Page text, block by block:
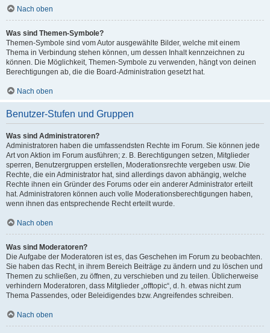
Nach oben
Was sind Themen-Symbole?
Themen-Symbole sind vom Autor ausgewählte Bilder, welche mit einem
Thema in Verbindung stehen können, um dessen Inhalt kennzeichnen zu
können. Die Möglichkeit, Themen-Symbole zu verwenden, hängt von deinen
Berechtigungen ab, die die Board-Administration gesetzt hat.
Nach oben
Benutzer-Stufen und Gruppen
Was sind Administratoren?
Administratoren haben die umfassendsten Rechte im Forum. Sie können jede
Art von Aktion im Forum ausführen; z. B. Berechtigungen setzen, Mitglieder
sperren, Benutzergruppen erstellen, Moderationsrechte vergeben usw. Die
Rechte, die ein Administrator hat, sind allerdings davon abhängig, welche
Rechte ihnen ein Gründer des Forums oder ein anderer Administrator erteilt
hat. Administratoren können auch volle Moderationsberechtigungen haben,
wenn ihnen das entsprechende Recht erteilt wurde.
Nach oben
Was sind Moderatoren?
Die Aufgabe der Moderatoren ist es, das Geschehen im Forum zu beobachten.
Sie haben das Recht, in ihrem Bereich Beiträge zu ändern und zu löschen und
Themen zu schließen, zu öffnen, zu verschieben und zu teilen. Üblicherweise
verhindern Moderatoren, dass Mitglieder „offtopic“, d. h. etwas nicht zum
Thema Passendes, oder Beleidigendes bzw. Angreifendes schreiben.
Nach oben